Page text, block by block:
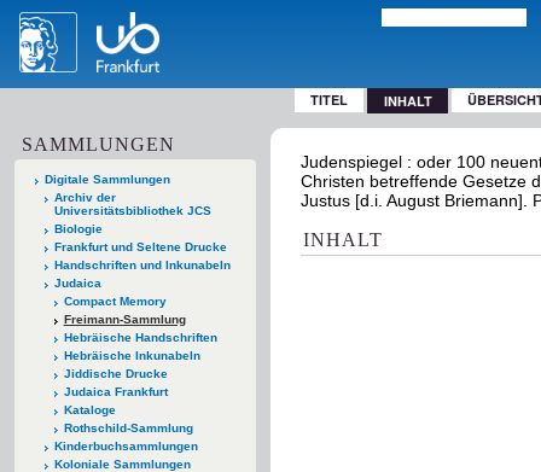
TITEL INHALT
SAMMLUNGEN
Digitale Sammlungen
Archiv der
Universitätsbibliothek JCS
Biologie
Frankfurt und Seltene Drucke
Handschriften und Inkunabeln
Judaica
Compact Memory
Freimann-Sammlung
Hebräische Handschriften
Hebräische Inkunabeln
Jiddische Drucke
Judaica Frankfurt
Kataloge
Rothschild-Sammlung
Kinderbuchsammlungen
Koloniale Sammlungen
Judenspiegel : oder 100
Christen betreffende Gesetze
Justus [d.i. August Briemann].
INHALT